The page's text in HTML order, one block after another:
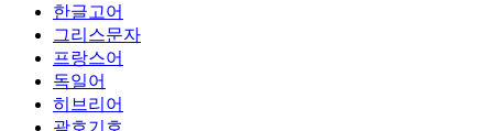
한글고어
그리스문자
프랑스어
독일어
히브리어